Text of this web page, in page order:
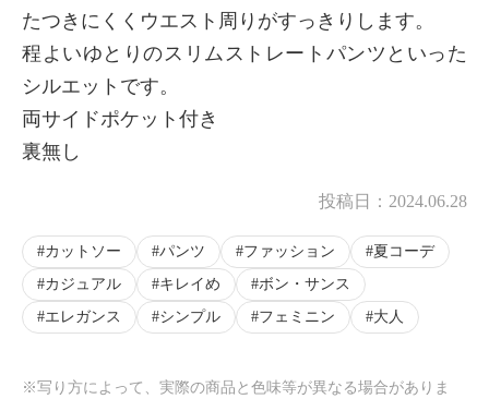
たつきにくくウエスト周りがすっきりします。
程よいゆとりのスリムストレートパンツといった
シルエットです。
両サイドポケット付き
裏無し
投稿日： 2024.06.28
カットソー パンツ ファッション
夏コーデ
カジュアル
キレイめ
ボン・サンス
エレガンス
シンプル フェミニン 大人
※写り方によって、実際の商品と色味等が異なる場合がありま